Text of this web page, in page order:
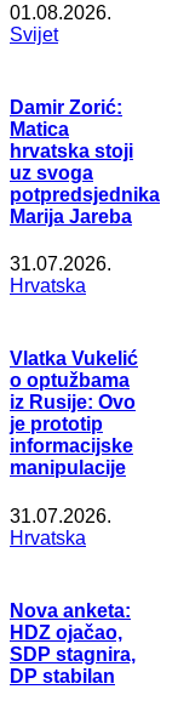
01.08.2026.
Svijet
Damir Zorić:
Matica
hrvatska stoji
uz svoga
potpredsjednika
Marija Jareba
31.07.2026.
Hrvatska
Vlatka Vukelić
o optužbama
iz Rusije: Ovo
je prototip
informacijske
manipulacije
31.07.2026.
Hrvatska
Nova anketa:
HDZ ojačao,
SDP stagnira,
DP stabilan